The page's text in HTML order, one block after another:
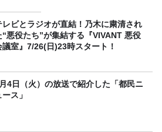
レビとラジオが直結！乃木に粛清され
“悪役たち”が集結する『VIVANT 悪役
議室』7/26(日)23時スタート！
4日（火）の放送で紹介した「都民ニ
ース」